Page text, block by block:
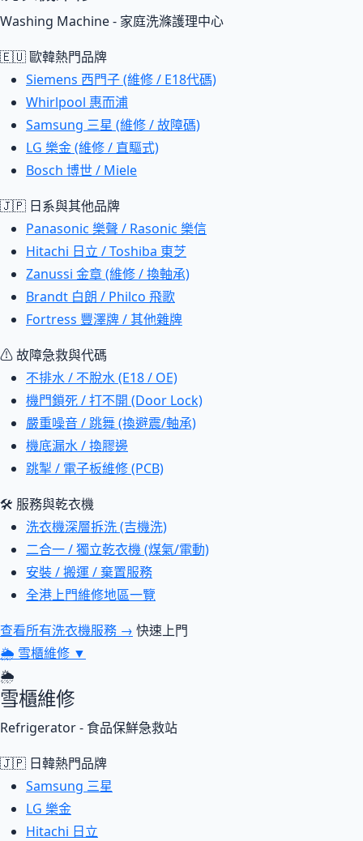
Washing Machine - 家庭洗滌護理中心
🇪🇺 歐韓熱門品牌
Siemens 西門子 (維修 / E18代碼)
Whirlpool 惠而浦
Samsung 三星 (維修 / 故障碼)
LG 樂金 (維修 / 直驅式)
Bosch 博世 / Miele
🇯🇵 日系與其他品牌
Panasonic 樂聲 / Rasonic 樂信
Hitachi 日立 / Toshiba 東芝
Zanussi 金章 (維修 / 換軸承)
Brandt 白朗 / Philco 飛歌
Fortress 豐澤牌 / 其他雜牌
⚠ 故障急救與代碼
不排水 / 不脫水 (E18 / OE)
機門鎖死 / 打不開 (Door Lock)
嚴重噪音 / 跳舞 (換避震/軸承)
機底漏水 / 換膠邊
跳掣 / 電子板維修 (PCB)
🛠 服務與乾衣機
洗衣機深層拆洗 (吉機洗)
二合一 / 獨立乾衣機 (煤氣/電動)
安裝 / 搬運 / 棄置服務
全港上門維修地區一覽
查看所有洗衣機服務 → 快速上門
🌦 雪櫃維修 ▼
🌦
雪櫃維修
Refrigerator - 食品保鮮急救站
🇯🇵 日韓熱門品牌
Samsung 三星
LG 樂金
Hitachi 日立